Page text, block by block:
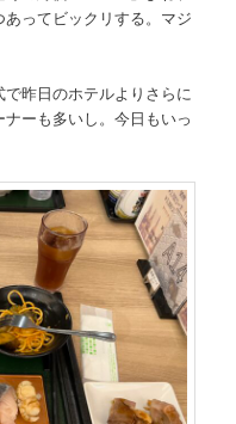
ってビックリする。マジ
昨日のホテルよりさらに
ーも多いし。今日もいっ